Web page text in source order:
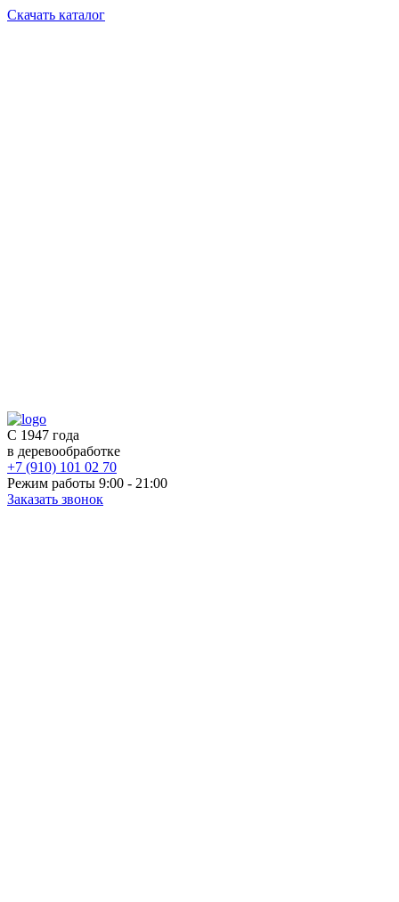
Скачать каталог
С 1947 года
в деревообработке
+7 (910) 101 02 70
Режим работы 9:00 - 21:00
Заказать звонок